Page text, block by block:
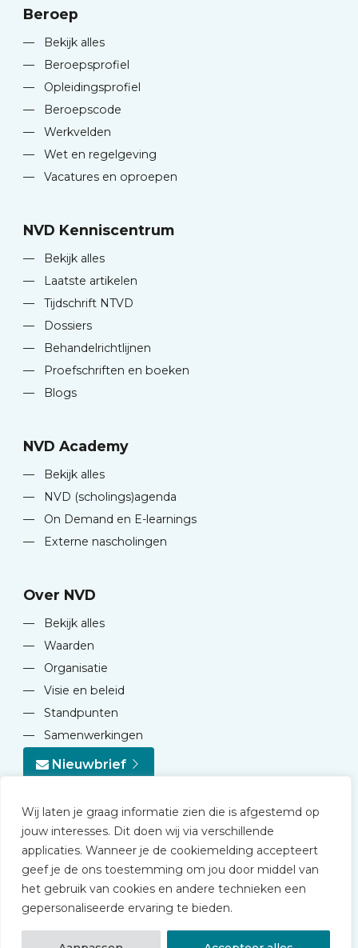
Wij laten je graag informatie zien die is afgestemd op
jouw interesses. Dit doen wij via verschillende
applicaties. Wanneer je de cookiemelding accepteert
geef je de ons toestemming om jou door middel van
het gebruik van cookies en andere technieken een
gepersonaliseerde ervaring te bieden.
Beroep
—
Bekijk alles
—
Beroepsprofiel
—
Opleidingsprofiel
—
Beroepscode
—
Werkvelden
—
Wet en regelgeving
—
Vacatures en oproepen
NVD Kenniscentrum
—
Bekijk alles
—
Laatste artikelen
—
Tijdschrift NTVD
—
Dossiers
—
Behandelrichtlijnen
—
Proefschriften en boeken
—
Blogs
NVD Academy
—
Bekijk alles
—
NVD (scholings)agenda
—
On Demand en E-learnings
—
Externe nascholingen
Over NVD
—
Bekijk alles
—
Waarden
—
Organisatie
—
Visie en beleid
—
Standpunten
—
Samenwerkingen
Nieuwbrief
© 2026 NVD
Privacy statement
Disclaimer